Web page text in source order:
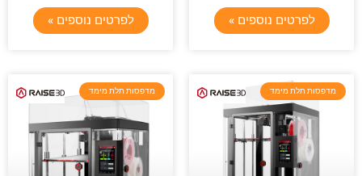
לפרטים נוספים » לפרטים נוספים »
מדפסות תלת מימד מדפסות תלת מימד